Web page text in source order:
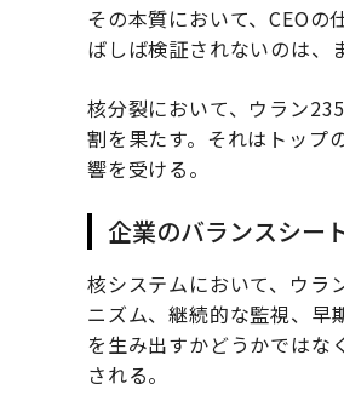
その本質において、CEO
ばしば検証されないのは、
核分裂において、ウラン
割を果たす。それはトップ
響を受ける。
企業のバランスシー
核システムにおいて、ウラ
ニズム、継続的な監視、早
を生み出すかどうかではな
される。